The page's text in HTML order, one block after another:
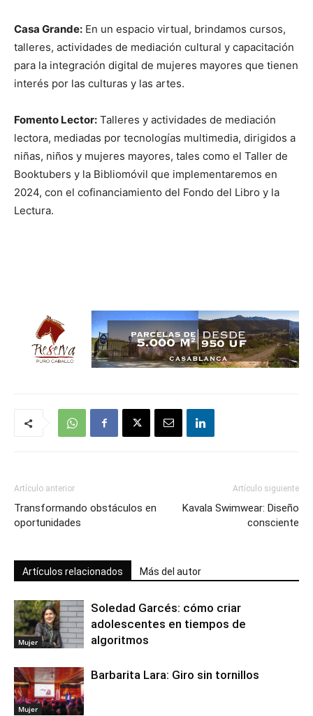
Casa Grande: En un espacio virtual, brindamos cursos,
talleres, actividades de mediación cultural y capacitación
para la integración digital de mujeres mayores que tienen
interés por las culturas y las artes.
Fomento Lector: Talleres y actividades de mediación
lectora, mediadas por tecnologías multimedia, dirigidos a
niñas, niños y mujeres mayores, tales como el Taller de
Booktubers y la Bibliomóvil que implementaremos en
2024, con el cofinanciamiento del Fondo del Libro y la
Lectura.
Artículo anterior
Transformando obstáculos en
oportunidades
Artículo siguiente
Kavala Swimwear: Diseño
consciente
Artículos relacionados Más del autor
Mujer
Soledad Garcés: cómo criar
adolescentes en tiempos de
algoritmos
Mujer
Barbarita Lara: Giro sin tornillos